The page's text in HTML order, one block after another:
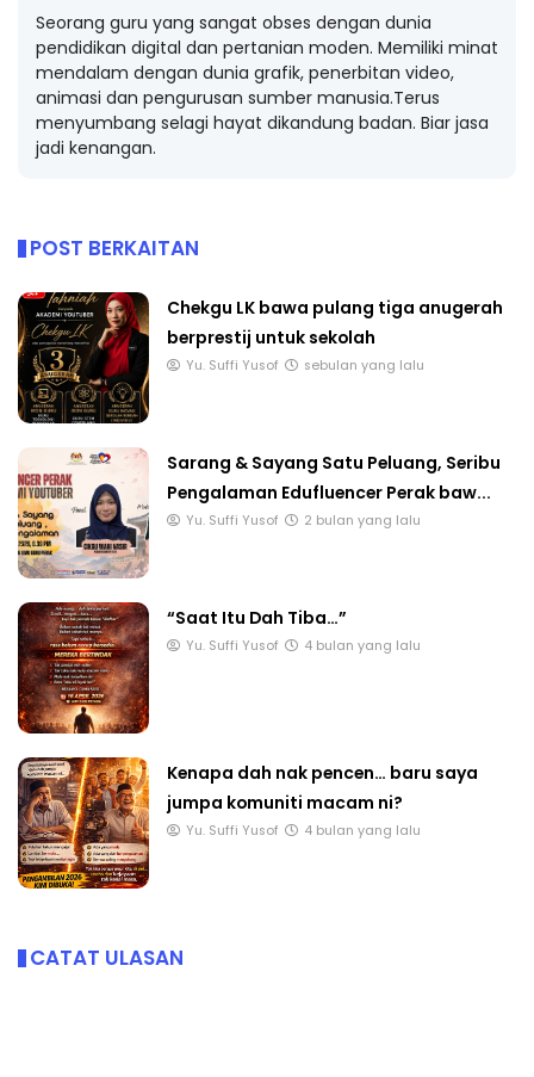
Seorang guru yang sangat obses dengan dunia
pendidikan digital dan pertanian moden. Memiliki minat
mendalam dengan dunia grafik, penerbitan video,
animasi dan pengurusan sumber manusia.Terus
menyumbang selagi hayat dikandung badan. Biar jasa
jadi kenangan.
POST BERKAITAN
Chekgu LK bawa pulang tiga anugerah
berprestij untuk sekolah
Yu. Suffi Yusof sebulan yang lalu
Sarang & Sayang Satu Peluang, Seribu
Pengalaman Edufluencer Perak baw...
Yu. Suffi Yusof 2 bulan yang lalu
“Saat Itu Dah Tiba…”
Yu. Suffi Yusof 4 bulan yang lalu
Kenapa dah nak pencen… baru saya
jumpa komuniti macam ni?
Yu. Suffi Yusof 4 bulan yang lalu
CATAT ULASAN